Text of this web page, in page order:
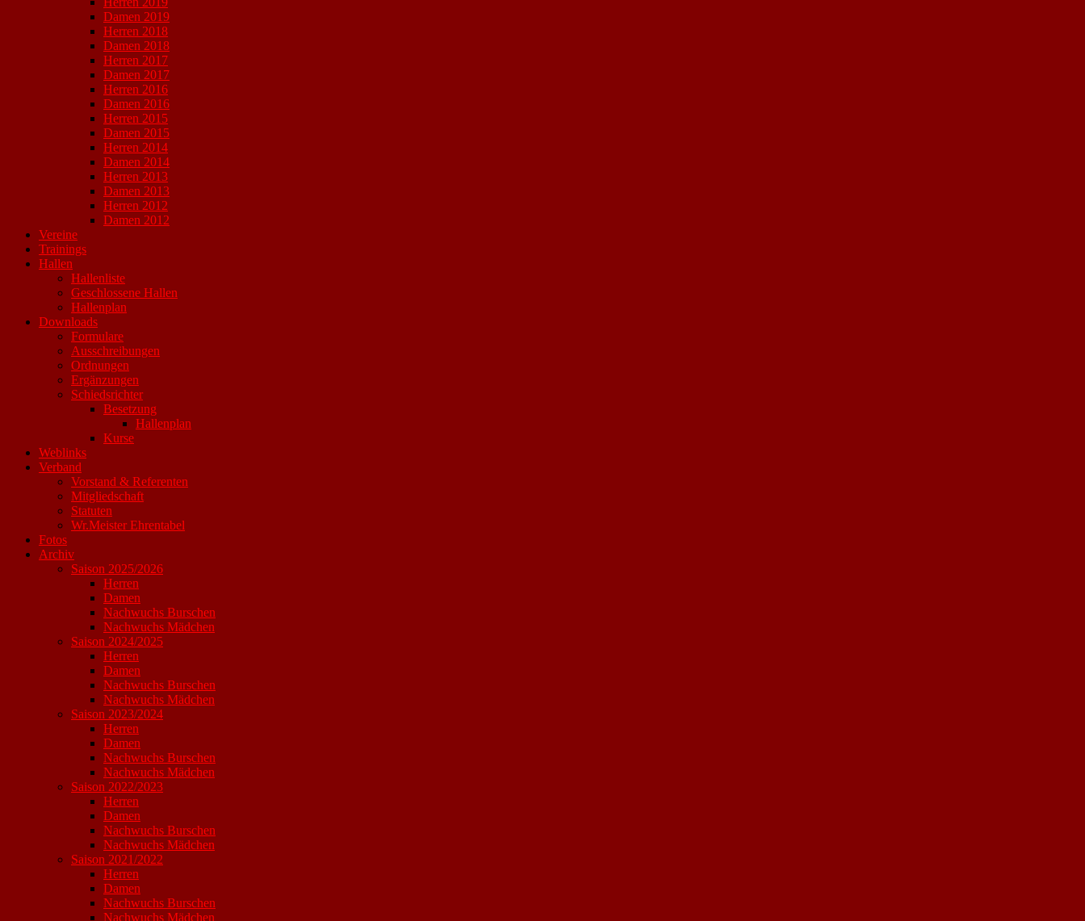
Damen 2019
Herren 2018
Damen 2018
Herren 2017
Damen 2017
Herren 2016
Damen 2016
Herren 2015
Damen 2015
Herren 2014
Damen 2014
Herren 2013
Damen 2013
Herren 2012
Damen 2012
Vereine
Trainings
Hallen
Hallenliste
Geschlossene Hallen
Hallenplan
Downloads
Formulare
Ausschreibungen
Ordnungen
Ergänzungen
Schiedsrichter
Besetzung
Hallenplan
Kurse
Weblinks
Verband
Vorstand & Referenten
Mitgliedschaft
Statuten
Wr.Meister Ehrentabel
Fotos
Archiv
Saison 2025/2026
Herren
Damen
Nachwuchs Burschen
Nachwuchs Mädchen
Saison 2024/2025
Herren
Damen
Nachwuchs Burschen
Nachwuchs Mädchen
Saison 2023/2024
Herren
Damen
Nachwuchs Burschen
Nachwuchs Mädchen
Saison 2022/2023
Herren
Damen
Nachwuchs Burschen
Nachwuchs Mädchen
Saison 2021/2022
Herren
Damen
Nachwuchs Burschen
Nachwuchs Mädchen